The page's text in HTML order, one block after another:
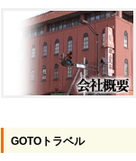
GOTOトラベル